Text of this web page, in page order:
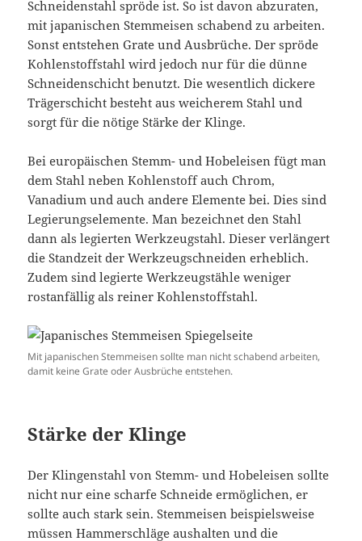
Schneidenstahl spröde ist. So ist davon abzuraten,
mit japanischen Stemmeisen schabend zu arbeiten.
Sonst entstehen Grate und Ausbrüche. Der spröde
Kohlenstoffstahl wird jedoch nur für die dünne
Schneidenschicht benutzt. Die wesentlich dickere
Trägerschicht besteht aus weicherem Stahl und
sorgt für die nötige Stärke der Klinge.
Bei europäischen Stemm- und Hobeleisen fügt man
dem Stahl neben Kohlenstoff auch Chrom,
Vanadium und auch andere Elemente bei. Dies sind
Legierungselemente. Man bezeichnet den Stahl
dann als legierten Werkzeugstahl. Dieser verlängert
die Standzeit der Werkzeugschneiden erheblich.
Zudem sind legierte Werkzeugstähle weniger
rostanfällig als reiner Kohlenstoffstahl.
Mit japanischen Stemmeisen sollte man nicht schabend arbeiten,
damit keine Grate oder Ausbrüche entstehen.
Stärke der Klinge
Der Klingenstahl von Stemm- und Hobeleisen sollte
nicht nur eine scharfe Schneide ermöglichen, er
sollte auch stark sein. Stemmeisen beispielsweise
müssen Hammerschläge aushalten und die